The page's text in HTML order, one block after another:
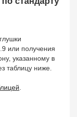
или получения
указанному в
таблицу ниже.